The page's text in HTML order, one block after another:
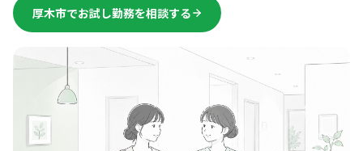
厚木市でお試し勤務を相談する